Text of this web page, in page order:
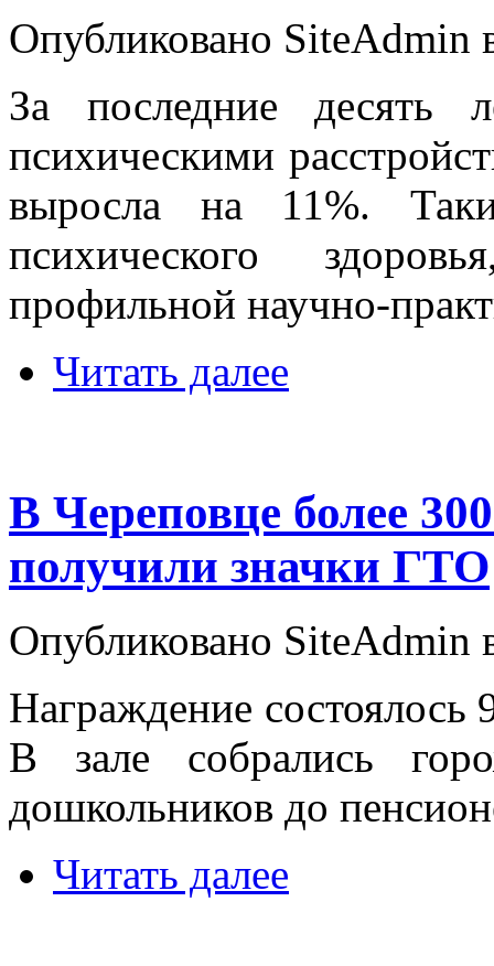
Опубликовано SiteAdmin
За последние десять
психическими
выросла на 11%.
психического
профильной научно-
Читать далее
В Череповце более
получили значки ГТО
Опубликовано SiteAdmin
Награждение состоялось
В зале собрались
дошкольников до
Читать далее